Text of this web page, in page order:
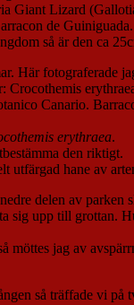
så är den ca
Här fotograferade
erythraea.
den riktigt.
utfärgad hane av
delen av parken
sig upp till grottan.
möttes jag av
så träffade vi på